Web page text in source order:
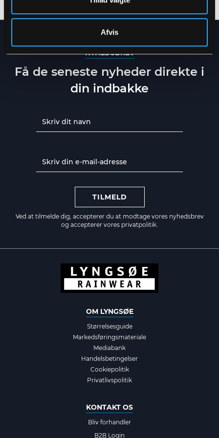
Afvis
NYHEDSBREV
Få de seneste nyheder direkte i
din indbakke
TILMELD
Ved at tilmelde dig, accepterer du at modtage vores nyhedsbrev
og accepterer vores privatpolitik.
OM LYNGSØE
Størrelsesguide
Markedsføringsmateriale
Mediabank
Handelsbetingelser
Cookiepolitik
Privatlivspolitik
KONTAKT OS
Bliv forhandler
B2B Login